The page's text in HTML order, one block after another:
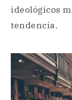
ideológicos
tendencia.